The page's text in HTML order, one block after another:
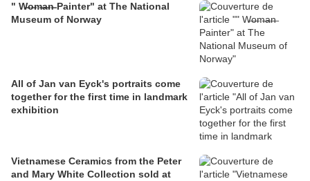
" W̶o̶m̶a̶n̶ Painter" at The National
Museum of Norway
All of Jan van Eyck's portraits come
together for the first time in landmark
exhibition
Vietnamese Ceramics from the Peter
and Mary White Collection sold at